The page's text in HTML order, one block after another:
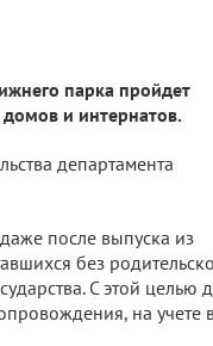
парка пройдет
и интернатов.
департамента
после выпуска из
без
С этой целью
на учете